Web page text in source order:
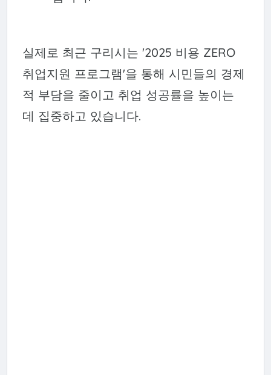
실제로 최근 구리시는 '2025 비용 ZERO
취업지원 프로그램'을 통해 시민들의 경제
적 부담을 줄이고 취업 성공률을 높이는
데 집중하고 있습니다.